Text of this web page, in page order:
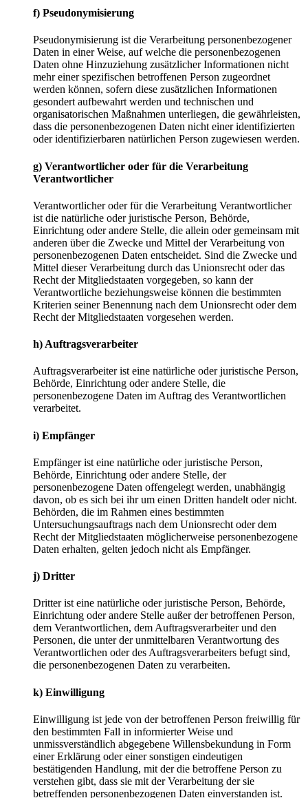
f) Pseudonymisierung
Pseudonymisierung ist die Verarbeitung personenbezogener
Daten in einer Weise, auf welche die personenbezogenen
Daten ohne Hinzuziehung zusätzlicher Informationen nicht
mehr einer spezifischen betroffenen Person zugeordnet
werden können, sofern diese zusätzlichen Informationen
gesondert aufbewahrt werden und technischen und
organisatorischen Maßnahmen unterliegen, die gewährleisten,
dass die personenbezogenen Daten nicht einer identifizierten
oder identifizierbaren natürlichen Person zugewiesen werden.
g) Verantwortlicher oder für die Verarbeitung
Verantwortlicher
Verantwortlicher oder für die Verarbeitung Verantwortlicher
ist die natürliche oder juristische Person, Behörde,
Einrichtung oder andere Stelle, die allein oder gemeinsam mit
anderen über die Zwecke und Mittel der Verarbeitung von
personenbezogenen Daten entscheidet. Sind die Zwecke und
Mittel dieser Verarbeitung durch das Unionsrecht oder das
Recht der Mitgliedstaaten vorgegeben, so kann der
Verantwortliche beziehungsweise können die bestimmten
Kriterien seiner Benennung nach dem Unionsrecht oder dem
Recht der Mitgliedstaaten vorgesehen werden.
h) Auftragsverarbeiter
Auftragsverarbeiter ist eine natürliche oder juristische Person,
Behörde, Einrichtung oder andere Stelle, die
personenbezogene Daten im Auftrag des Verantwortlichen
verarbeitet.
i) Empfänger
Empfänger ist eine natürliche oder juristische Person,
Behörde, Einrichtung oder andere Stelle, der
personenbezogene Daten offengelegt werden, unabhängig
davon, ob es sich bei ihr um einen Dritten handelt oder nicht.
Behörden, die im Rahmen eines bestimmten
Untersuchungsauftrags nach dem Unionsrecht oder dem
Recht der Mitgliedstaaten möglicherweise personenbezogene
Daten erhalten, gelten jedoch nicht als Empfänger.
j) Dritter
Dritter ist eine natürliche oder juristische Person, Behörde,
Einrichtung oder andere Stelle außer der betroffenen Person,
dem Verantwortlichen, dem Auftragsverarbeiter und den
Personen, die unter der unmittelbaren Verantwortung des
Verantwortlichen oder des Auftragsverarbeiters befugt sind,
die personenbezogenen Daten zu verarbeiten.
k) Einwilligung
Einwilligung ist jede von der betroffenen Person freiwillig für
den bestimmten Fall in informierter Weise und
unmissverständlich abgegebene Willensbekundung in Form
einer Erklärung oder einer sonstigen eindeutigen
bestätigenden Handlung, mit der die betroffene Person zu
verstehen gibt, dass sie mit der Verarbeitung der sie
betreffenden personenbezogenen Daten einverstanden ist.